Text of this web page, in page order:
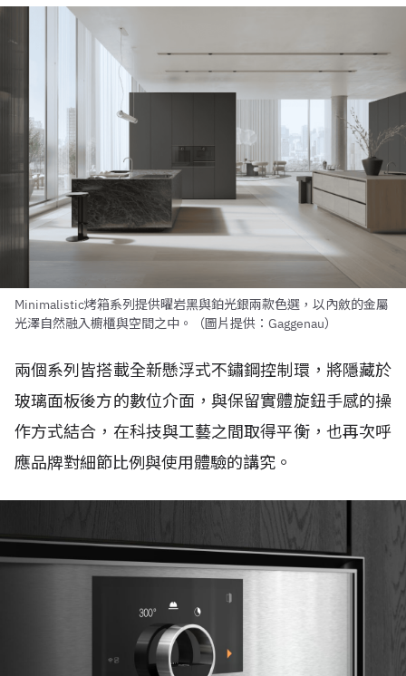
Minimalistic烤箱系列提供曜岩黑與鉑光銀兩款色選，以內斂的金屬
光澤自然融入櫥櫃與空間之中。（圖片提供：Gaggenau）
兩個系列皆搭載全新懸浮式不鏽鋼控制環，將隱藏於
玻璃面板後方的數位介面，與保留實體旋鈕手感的操
作方式結合，在科技與工藝之間取得平衡，也再次呼
應品牌對細節比例與使用體驗的講究。